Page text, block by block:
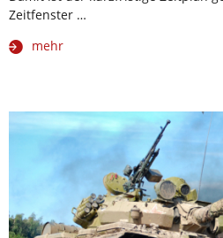
Zeitfenster …
mehr